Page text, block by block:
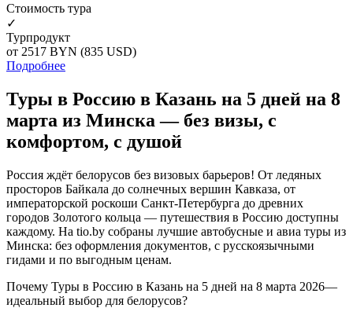
Cтоимость тура
✓
Турпродукт
от 2517 BYN (835 USD)
Подробнее
Туры в Россию в Казань на 5 дней на 8
марта из Минска — без визы, с
комфортом, с душой
Россия ждёт белорусов без визовых барьеров! От ледяных
просторов Байкала до солнечных вершин Кавказа, от
императорской роскоши Санкт-Петербурга до древних
городов Золотого кольца — путешествия в Россию доступны
каждому. На tio.by собраны лучшие автобусные и авиа туры из
Минска: без оформления документов, с русскоязычными
гидами и по выгодным ценам.
Почему Туры в Россию в Казань на 5 дней на 8 марта 2026—
идеальный выбор для белорусов?